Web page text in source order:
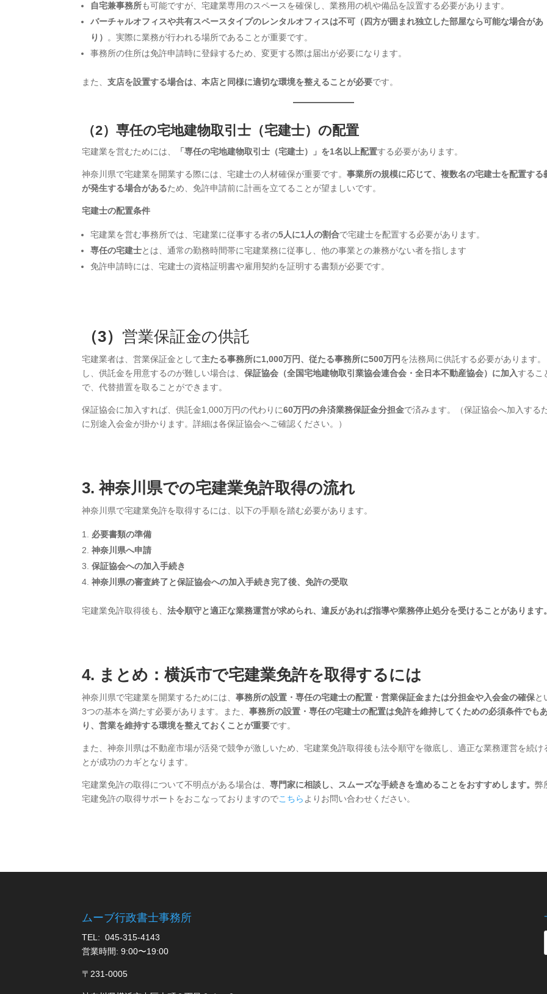
自宅兼事務所も可能ですが、宅建業専用のスペースを確保し、業務用の机や備品を設置する必要があります。
バーチャルオフィスや共有スペースタイプのレンタルオフィスは不可（四方が囲まれ独立した部屋なら可能な場合があ
り） 。実際に業務が行われる場所であることが重要です。
事務所の住所は免許申請時に登録するため、変更する際は届出が必要になります。
また、支店を設置する場合は、本店と同様に適切な環境を整えることが必要です。
（2）専任の宅地建物取引士（宅建士）の配置
宅建業を営むためには、 「専任の宅地建物取引士（宅建士）」を1名以上配置する必要があります。
神奈川県で宅建業を開業する際には、宅建士の人材確保が重要です。事業所の規模に応じて、複数名の宅建士を配置する
が発生する場合があるため、免許申請前に計画を立てることが望ましいです。
宅建士の配置条件
宅建業を営む事務所では、宅建業に従事する者の5人に1人の割合で宅建士を配置する必要があります。
専任の宅建士とは、通常の勤務時間帯に宅建業務に従事し、他の事業との兼務がない者を指します
免許申請時には、宅建士の資格証明書や雇用契約を証明する書類が必要です。
（3） 営業保証金の供託
宅建業者は、営業保証金として主たる事務所に1,000万円、従たる事務所に500万円を法務局に供託する必要があります
し、供託金を用意するのが難しい場合は、保証協会（全国宅地建物取引業協会連合会・全日本不動産協会）に加入するこ
で、代替措置を取ることができます。
保証協会に加入すれば、供託金1,000万円の代わりに60万円の弁済業務保証金分担金で済みます。（保証協会へ加入する
に別途入会金が掛かります。詳細は各保証協会へご確認ください。）
3. 神奈川県での宅建業免許取得の流れ
神奈川県で宅建業免許を取得するには、以下の手順を踏む必要があります。
必要書類の準備
神奈川県へ申請
保証協会への加入手続き
神奈川県の審査終了と保証協会への加入手続き完了後、免許の受取
宅建業免許取得後も、法令順守と適正な業務運営が求められ、違反があれば指導や業務停止処分を受けることがあります
4. まとめ：横浜市で宅建業免許を取得するには
神奈川県で宅建業を開業するためには、事務所の設置・専任の宅建士の配置・営業保証金または分担金や入会金の確保と
3つの基本を満たす必要があります。また、事務所の設置・専任の宅建士の配置は免許を維持してくための必須条件でも
り、営業を維持する環境を整えておくことが重要です。
また、神奈川県は不動産市場が活発で競争が激しいため、宅建業免許取得後も法令順守を徹底し、適正な業務運営を続け
とが成功のカギとなります。
宅建業免許の取得について不明点がある場合は、専門家に相談し、スムーズな手続きを進めることをおすすめします。弊
宅建免許の取得サポートをおこなっておりますのでこちら よりお問い合わせください。
ムーブ行政書士事務所
TEL: 045-315-4143
営業時間: 9:00〜19:00
〒231-0005